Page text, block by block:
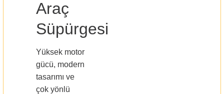
Araç
Süpürgesi
Yüksek motor
gücü, modern
tasarımı ve
çok yönlü